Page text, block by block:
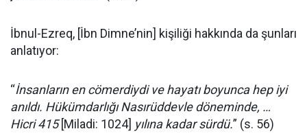
İbnul-Ezreq, [İbn Dimne’nin] kişiliği hakkında da şunları
anlatıyor:
“İnsanların en cömerdiydi ve hayatı boyunca hep iyi
anıldı. Hükümdarlığı Nasırüddevle döneminde, …
Hicri 415[Miladi: 1024] yılına kadar sürdü.” (s. 56)